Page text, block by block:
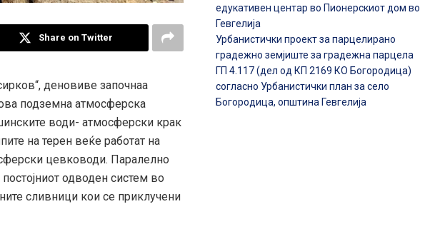
Share on Twitter
деновиве започнаа
подземна атмосферска
води- атмосферски крак
на терен веќе работат на
цевководи. Паралелно
одводен систем во
сливници кои се приклучени
едукативен центар во Пионерскиот дом во
Гевгелија
Урбанистички проект за парцелирано
градежно земјиште за градежна парцела
ГП 4.117 (дел од КП 2169 КО Богородица)
согласно Урбанистички план за село
Богородица, општина Гевгелија